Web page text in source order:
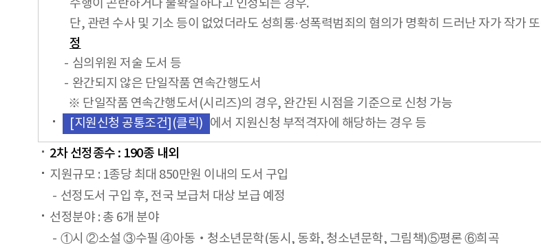
수행이 곤란하거나 불확실하다고 인정되는 경우.
단, 관련 수사 및 기소 등이 없었더라도 성희롱·성폭력범죄의 혐의가 명확히 드러난 자가 작가
정
심의위원 저술 도서 등
완간되지 않은 단일작품 연속간행도서
※ 단일작품 연속간행도서(시리즈)의 경우, 완간된 시점을 기준으로 신청 가능
[지원신청 공통조건](클릭) 에서 지원신청 부적격자에 해당하는 경우 등
2차 선정종수 : 190종 내외
지원규모 : 1종당 최대 850만원 이내의 도서 구입
선정도서 구입 후, 전국 보급처 대상 보급 예정
선정분야 : 총 6개 분야
①시 ②소설 ③수필 ④아동‧청소년문학(동시, 동화, 청소년문학, 그림책)⑤평론 ⑥희곡